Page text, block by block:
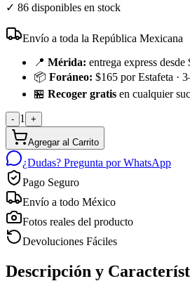
✓ 86 disponibles en stock
Envío a toda la República Mexicana
📍 Mérida: entrega express desde
📦 Foráneo: $165 por Estafeta ·
🏪 Recoger gratis en cualquier
- 1 +
Agregar al Carrito
¿Dudas? Pregunta por WhatsApp
Pago Seguro
Envío a todo México
Fotos reales del producto
Devoluciones Fáciles
Descripción y